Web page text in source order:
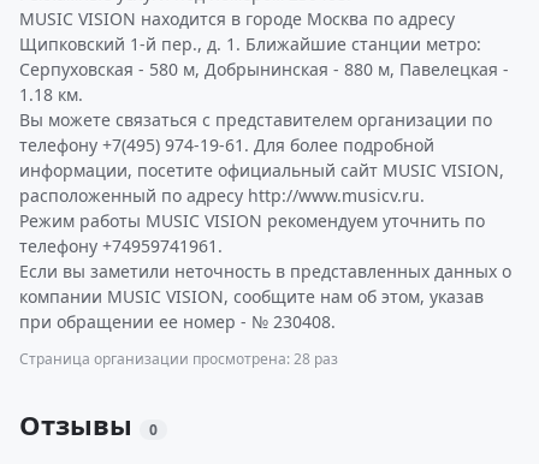
MUSIC VISION находится в городе Москва по адресу
Щипковский 1-й пер., д. 1. Ближайшие станции метро:
Серпуховская - 580 м, Добрынинская - 880 м, Павелецкая -
1.18 км.
Вы можете связаться с представителем организации по
телефону +7(495) 974-19-61. Для более подробной
информации, посетите официальный сайт MUSIC VISION,
расположенный по адресу http://www.musicv.ru.
Режим работы MUSIC VISION рекомендуем уточнить по
телефону +74959741961.
Если вы заметили неточность в представленных данных о
компании MUSIC VISION, сообщите нам об этом, указав
при обращении ее номер - № 230408.
Страница организации просмотрена: 28 раз
Отзывы 0